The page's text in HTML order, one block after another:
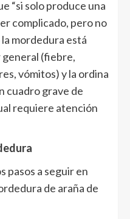
“si solo produce una
complicado, pero no
mordedura está
general (fiebre,
vómitos) y la ordina
cuadro grave de
requiere atención
pasos a seguir en
de araña de